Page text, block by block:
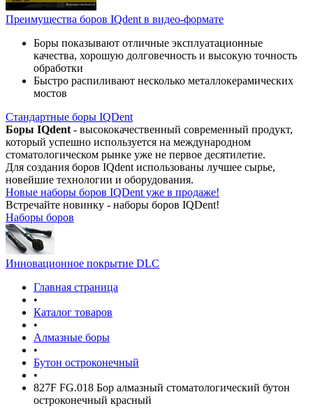
Преимущества боров IQdent в видео-формате
Боры показывают отличные эксплуатационные
качества, хорошую долговечность и высокую точность
обработки
Быстро распиливают несколько металлокерамических
мостов
Стандартные боры IQDent
Боры IQdent - высококачественный современный продукт,
который успешно используется на международном
стоматологическом рынке уже не первое десятилетие.
Для создания боров IQdent использованы лучшее сырье,
новейшие технологии и оборудования.
Новые наборы боров IQDent уже в продаже!
Встречайте новинку - наборы боров IQDent!
Наборы боров
Инновационное покрытие DLC
Главная страница
•
Каталог товаров
•
Алмазные боры
•
Бутон остроконечный
•
827F FG.018 Бор алмазный стоматологический бутон
остроконечный красный